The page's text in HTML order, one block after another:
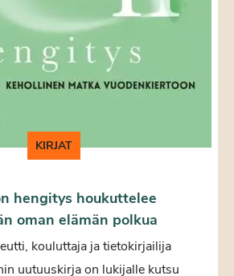
KIRJAT
hengitys houkuttelee
oman elämän polkua
kouluttaja ja tietokirjailija
uutuuskirja on lukijalle kutsu